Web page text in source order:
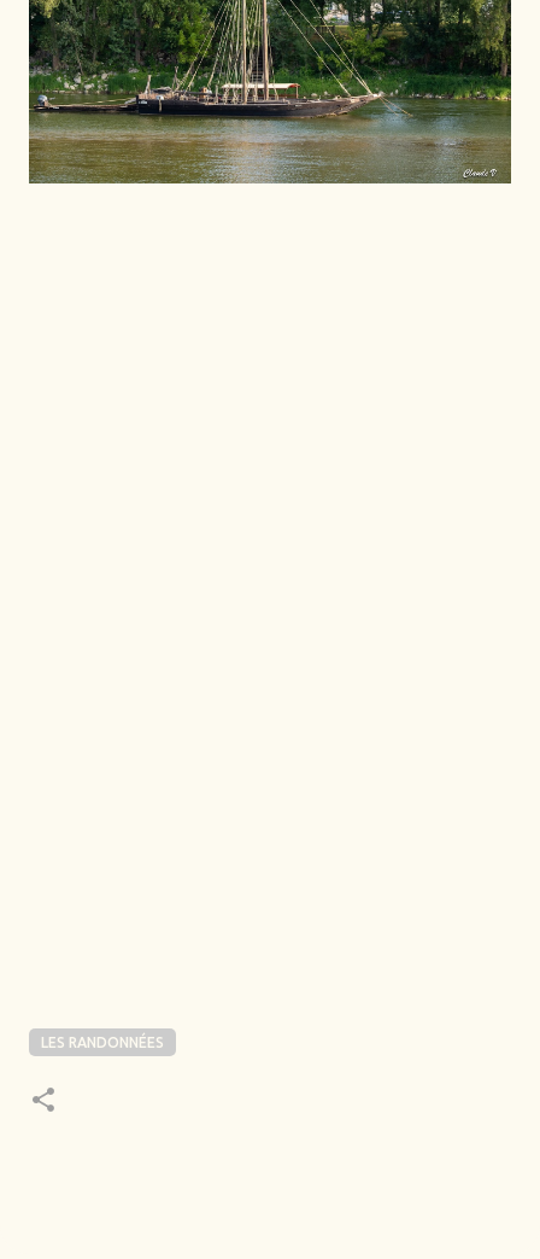
LES RANDONNÉES